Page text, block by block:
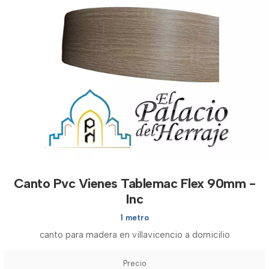
Canto Pvc Vienes Tablemac Flex 90mm -
Inc
1 metro
canto para madera en villavicencio a domicilio
Precio